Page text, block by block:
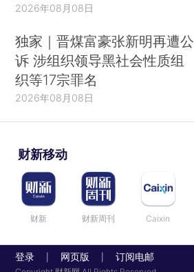
2026年08月08日
独家｜晋煤富豪张新明再遭公
诉 涉组织领导黑社会性质组
织等17宗罪名
2026年08月08日
财新移动
财新 财新周刊 Caixin
登录 网页版 订阅电邮